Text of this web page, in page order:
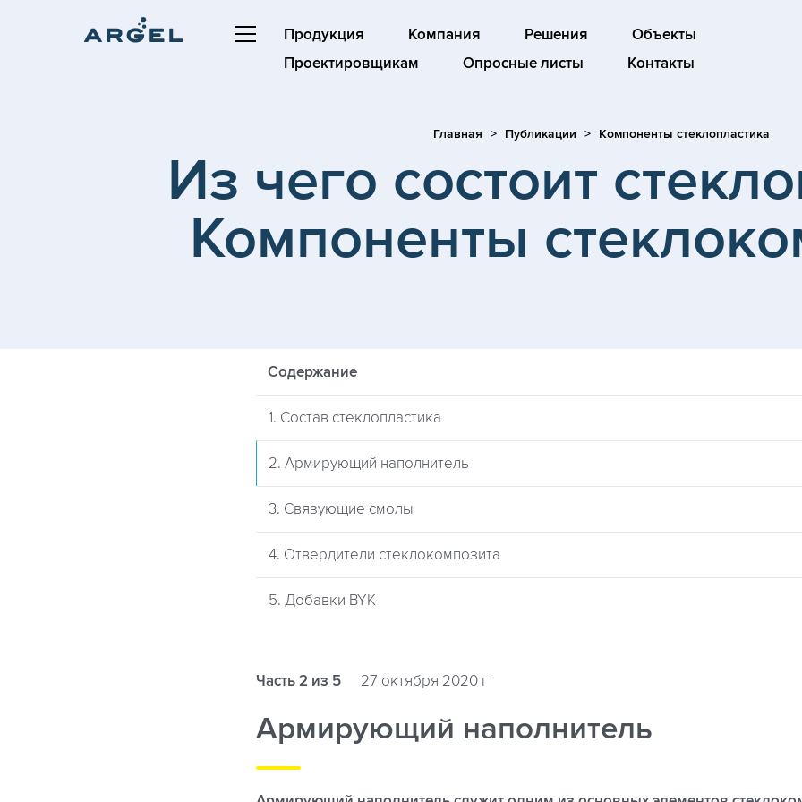
Продукция Компания Решения
Объекты
Проектировщикам
Опросные листы Контакты
Главная Публикации Компоненты стеклопластика
Из чего состоит
Компоненты
Содержание
1. Состав стеклопластика
2. Армирующий наполнитель
3. Связующие смолы
4. Отвердители стеклокомпозита
5. Добавки BYK
Часть 2 из 5 27 октября 2020 г
Армирующий наполнитель